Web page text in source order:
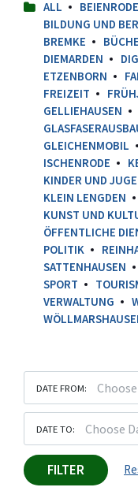
ALL BEIENRODE
BILDUNG UND
BREMKE
DIEMARDEN
ETZENBORN
FREIZEIT
GELLIEHAUSEN
GLEICHENMOBIL
ISCHENRODE
KINDER UND
KLEIN LENGDEN
KUNST UND
ÖFFENTLICHE
POLITIK
SATTENHAUSEN
SPORT
VERWALTUNG
DATE FROM:
DATE TO:
FILTER